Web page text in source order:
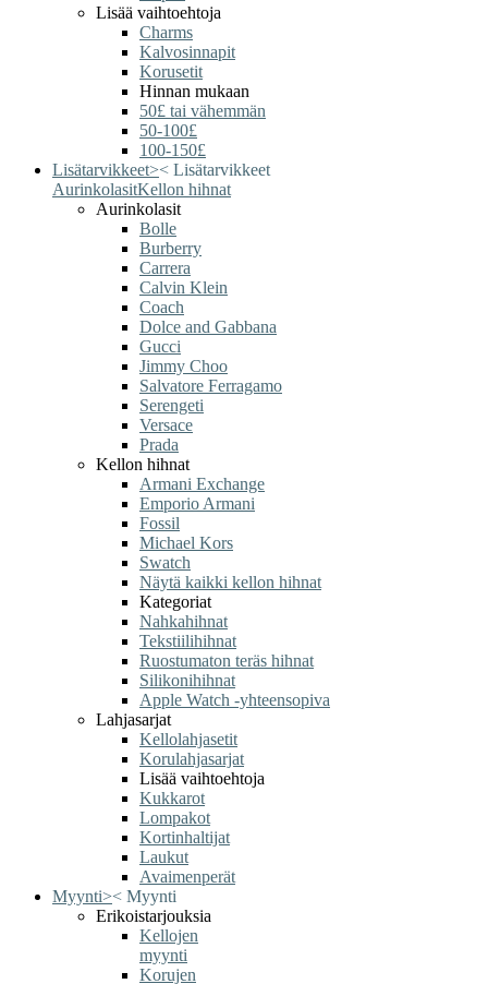
Lisää vaihtoehtoja
Charms
Kalvosinnapit
Korusetit
Hinnan mukaan
50£ tai vähemmän
50-100£
100-150£
Lisätarvikkeet>< Lisätarvikkeet
AurinkolasitKellon hihnat
Aurinkolasit
Bolle
Burberry
Carrera
Calvin Klein
Coach
Dolce and Gabbana
Gucci
Jimmy Choo
Salvatore Ferragamo
Serengeti
Versace
Prada
Kellon hihnat
Armani Exchange
Emporio Armani
Fossil
Michael Kors
Swatch
Näytä kaikki kellon hihnat
Kategoriat
Nahkahihnat
Tekstiilihihnat
Ruostumaton teräs hihnat
Silikonihihnat
Apple Watch -yhteensopiva
Lahjasarjat
Kellolahjasetit
Korulahjasarjat
Lisää vaihtoehtoja
Kukkarot
Lompakot
Kortinhaltijat
Laukut
Avaimenperät
Myynti>< Myynti
Erikoistarjouksia
Kellojen
myynti
Korujen